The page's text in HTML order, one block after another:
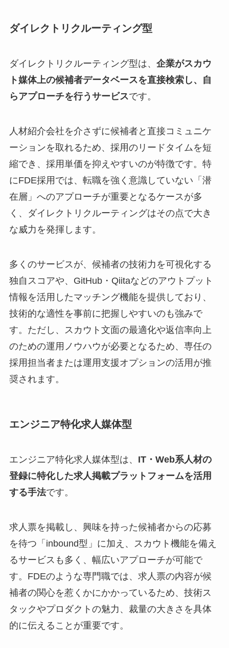
ダイレクトリクルーティング型
ダイレクトリクルーティング型は、 企業がスカウ
ト媒体上の候補者データベースを直接検索し、自
らアプローチを行うサービスです。
人材紹介会社を介さずに候補者と直接コミュニケ
ーションを取れるため、採用のリードタイムを短
縮でき、採用単価を抑えやすいのが特徴です。特
にFDE採用では、転職を強く意識していない「潜
在層」へのアプローチが重要となるケースが多
く、ダイレクトリクルーティングはその点で大き
な威力を発揮します。
多くのサービスが、候補者の技術力を可視化する
独自スコアや、GitHub・Qiitaなどのアウトプット
情報を活用したマッチング機能を提供しており、
技術的な適性を事前に把握しやすいのも強みで
す。ただし、スカウト文面の最適化や返信率向上
のための運用ノウハウが必要となるため、専任の
採用担当者または運用支援オプションの活用が推
奨されます。
エンジニア特化求人媒体型
エンジニア特化求人媒体型は、 IT・Web系人材の
登録に特化した求人掲載プラットフォームを活用
する手法です。
求人票を掲載し、興味を持った候補者からの応募
を待つ「inbound型」に加え、スカウト機能を備え
るサービスも多く、幅広いアプローチが可能で
す。FDEのような専門職では、求人票の内容が候
補者の関心を惹くかにかかっているため、技術ス
タックやプロダクトの魅力、裁量の大きさを具体
的に伝えることが重要です。